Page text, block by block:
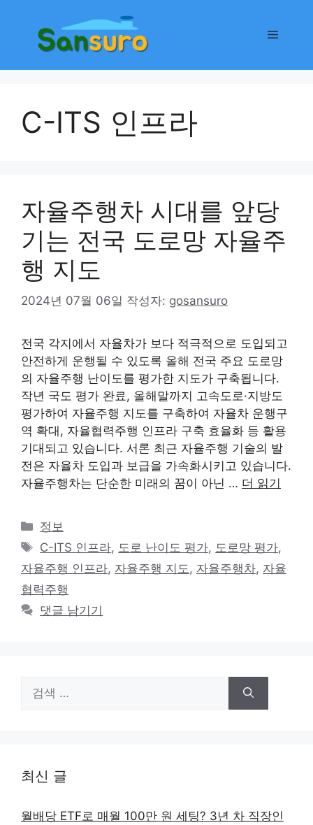
메
C-ITS 인프라
자율주행차 시대를 앞당
기는 전국 도로망 자율주
행 지도
2024년 07월 06일 작성자: gosansuro
전국 각지에서 자율차가 보다 적극적으로 도입되고
안전하게 운행될 수 있도록 올해 전국 주요 도로망
의 자율주행 난이도를 평가한 지도가 구축됩니다.
작년 국도 평가 완료, 올해말까지 고속도로·지방도
평가하여 자율주행 지도를 구축하여 자율차 운행구
역 확대, 자율협력주행 인프라 구축 효율화 등 활용
기대되고 있습니다. 서론 최근 자율주행 기술의 발
전은 자율차 도입과 보급을 가속화시키고 있습니다.
자율주행차는 단순한 미래의 꿈이 아닌 … 더 읽기
카
테
리
정보
태
그
C-ITS 인프라, 도로 난이도 평가, 도로망 평가,
자율주행 인프라, 자율주행 지도 , 자율주행차, 자율
협력주행
댓글 남기기
색:
최신 글
월배당 ETF로 매월 100만 원 세팅? 3년 차 직장인